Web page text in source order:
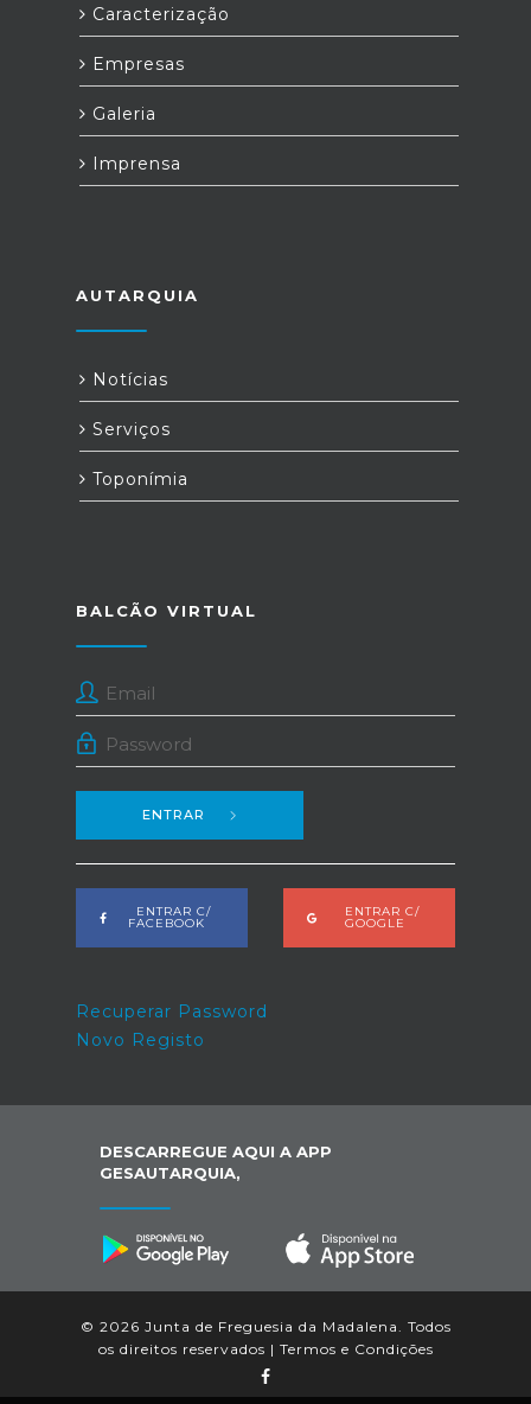
Caracterização
Empresas
Galeria
Imprensa
AUTARQUIA
Notícias
Serviços
Toponímia
BALCÃO VIRTUAL
ENTRAR
ENTRAR C/
FACEBOOK
ENTRAR C/
GOOGLE
Recuperar Password
Novo Registo
DESCARREGUE AQUI A APP
GESAUTARQUIA,
© 2026 Junta de Freguesia da Madalena. Todos
os direitos reservados | Termos e Condições